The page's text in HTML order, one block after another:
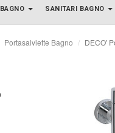
SANITARI BAGNO
Portasalviette Bagno DECO'